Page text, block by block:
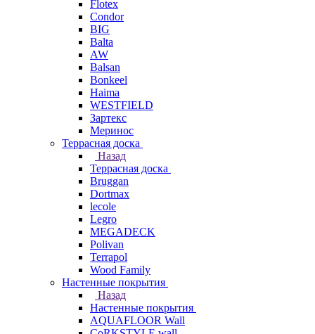
Flotex
Condor
BIG
Balta
AW
Balsan
Bonkeel
Haima
WESTFIELD
Зартекс
Меринос
Террасная доска
Назад
Террасная доска
Bruggan
Dortmax
lecole
Legro
MEGADECK
Polivan
Terrapol
Wood Family
Настенные покрытия
Назад
Настенные покрытия
AQUAFLOOR Wall